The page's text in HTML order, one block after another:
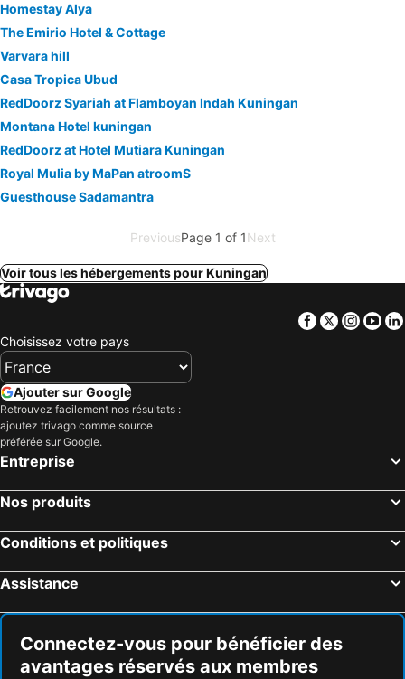
Homestay Alya
The Emirio Hotel & Cottage
Varvara hill
Casa Tropica Ubud
RedDoorz Syariah at Flamboyan Indah Kuningan
Montana Hotel kuningan
RedDoorz at Hotel Mutiara Kuningan
Royal Mulia by MaPan atroomS
Guesthouse Sadamantra
PreviousPage 1 of 1Next
Voir tous les hébergements pour Kuningan
Facebook
Twitter
Choisissez votre pays
Ajouter sur Google
Retrouvez facilement nos résultats :
ajoutez trivago comme source
préférée sur Google.
Entreprise
Nos produits
Conditions et politiques
Assistance
Connectez-vous pour bénéficier des
avantages réservés aux membres